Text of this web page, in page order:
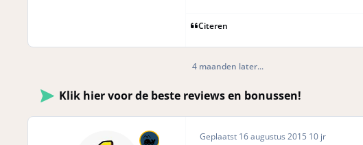
Citeren
4 maanden later...
Klik hier voor de beste reviews en bonussen!
Geplaatst 16 augustus 2015 10 jr